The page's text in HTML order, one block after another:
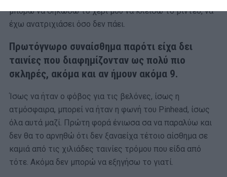
μπορώ να σηκώσω το χέρι μου να κλείσω το βίντεο, να
έχω ανατριχιάσει όσο δεν πάει.
Πρωτόγνωρο συναίσθημα παρότι είχα δει
ταινίες που διαφημίζονταν ως πολύ πιο
σκληρές, ακόμα και αν ήμουν ακόμα 9.
Ίσως να ήταν ο φόβος για τις βελόνες, ίσως η
ατμόσφαιρα, μπορεί να ήταν η φωνή του Pinhead, ίσως
όλα αυτά μαζί. Πρώτη φορά ένιωσα σα να παραλύω και
δεν θα το αρνηθώ ότι δεν ξαναείχα τέτοιο αίσθημα σε
καμιά από τις χιλιάδες ταινίες τρόμου που είδα από
τότε. Ακόμα δεν μπορώ να εξηγήσω το γιατί.